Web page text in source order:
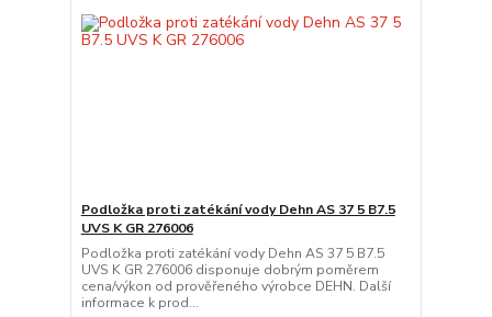
Podložka proti zatékání vody Dehn AS 37 5 B7.5
UVS K GR 276006
Podložka proti zatékání vody Dehn AS 37 5 B7.5
UVS K GR 276006 disponuje dobrým poměrem
cena/výkon od prověřeného výrobce DEHN. Další
informace k prod...